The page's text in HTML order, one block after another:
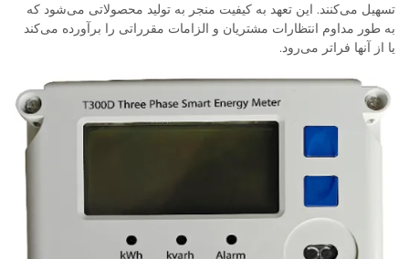
تسهیل می‌کنند. این تعهد به کیفیت منجر به تولید محصولاتی می‌شود که
به طور مداوم انتظارات مشتریان و الزامات مقرراتی را برآورده می‌کند
یا از آنها فراتر می‌رود.